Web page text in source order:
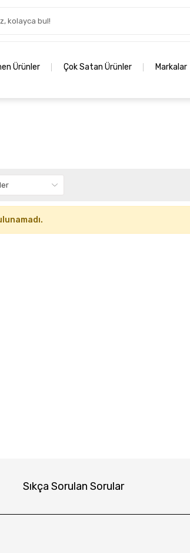
Ürünler Çok Satan Ürünler Markalar
Sıkça Sorulan Sorular